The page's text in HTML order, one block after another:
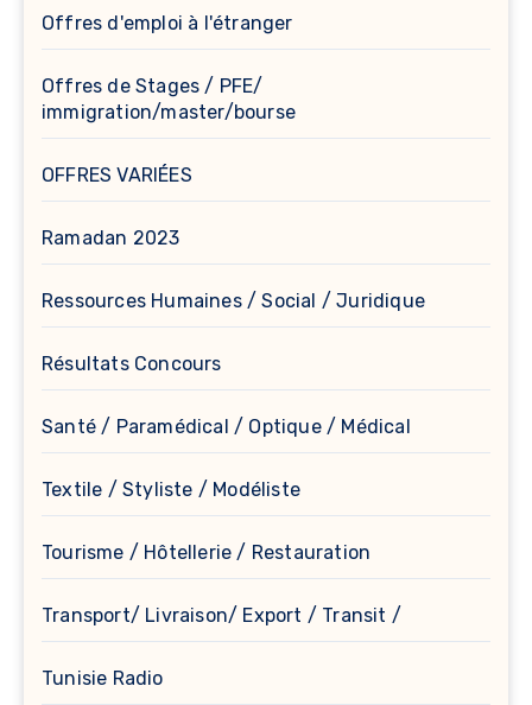
Offres d'emploi à l'étranger
Offres de Stages / PFE/
immigration/master/bourse
OFFRES VARIÉES
Ramadan 2023
Ressources Humaines / Social / Juridique
Résultats Concours
Santé / Paramédical / Optique / Médical
Textile / Styliste / Modéliste
Tourisme / Hôtellerie / Restauration
Transport/ Livraison/ Export / Transit /
Tunisie Radio